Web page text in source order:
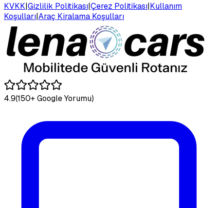
KVKK|Gizlilik Politikası|Çerez Politikası|Kullanım
Koşulları|Araç Kiralama Koşulları
4.9(150+ Google Yorumu)